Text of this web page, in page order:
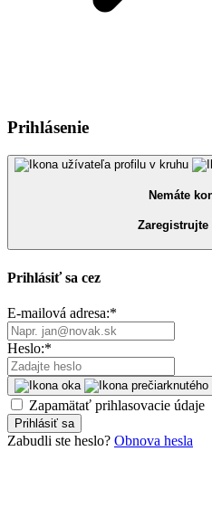
Prihlásenie
Nemáte
Zaregistrujte
Prihlásiť sa cez
E-mailová adresa:*
Heslo:*
Zapamätať prihlasovacie údaje
Prihlásiť sa
Zabudli ste heslo? Obnova hesla